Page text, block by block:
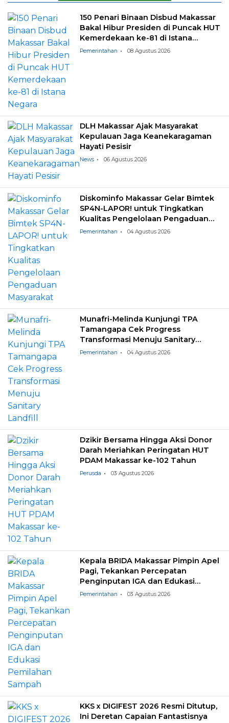
150 Penari Binaan Disbud Makassar
Bakal Hibur Presiden di Puncak HUT
Kemerdekaan ke-81 di Istana
Negara
Pemerintahan 08 Agustus 2026
DLH Makassar Ajak Masyarakat
Kepulauan Jaga Keanekaragaman
Hayati Pesisir
News 06 Agustus 2026
Diskominfo Makassar Gelar Bimtek
SP4N-LAPOR! untuk Tingkatkan
Kualitas Pengelolaan Pengaduan
Masyarakat
Pemerintahan 04 Agustus 2026
Munafri-Melinda Kunjungi TPA
Tamangapa Cek Progress
Transformasi Menuju Sanitary
Landfill
Pemerintahan 04 Agustus 2026
Dzikir Bersama Hingga Aksi Donor
Darah Meriahkan Peringatan HUT
PDAM Makassar ke-102 Tahun
Perusda 03 Agustus 2026
Kepala BRIDA Makassar Pimpin Apel
Pagi, Tekankan Percepatan
Penginputan IGA dan Edukasi
Pemilahan Sampah
Pemerintahan 03 Agustus 2026
KKS x DIGIFEST 2026 Resmi Ditutup,
Ini Deretan Capaian Fantastisnya